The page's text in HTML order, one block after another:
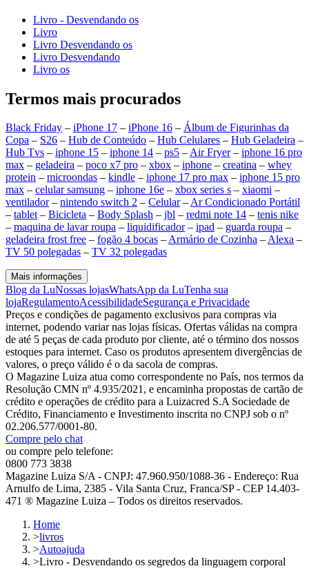
Livro - Desvendando os
Livro
Livro Desvendando os
Livro Desvendando
Livro os
Termos mais procurados
Black Friday – iPhone 17 – iPhone 16 – Álbum de Figurinhas da
Copa – S26 – Hub de Conteúdo – Hub Celulares – Hub Geladeira –
Hub Tvs – iphone 15 – iphone 14 – ps5 –Air Fryer– iphone 16 pro
max – geladeira – poco x7 pro – xbox – iphone – creatina – whey
protein – microondas – kindle – iphone 17 pro max – iphone 15 pro
max – celular samsung – iphone 16e – xbox series s – xiaomi –
ventilador– nintendo switch 2 – Celular–Ar Condicionado Portátil
– tablet– Bicicleta – Body Splash – jbl – redmi note 14 – tenis nike
– maquina de lavar roupa – liquidificador– ipad – guarda roupa –
geladeira frost free – fogão 4 bocas –Armário de Cozinha –Alexa –
TV 50 polegadas – TV 32 polegadas
Mais informações
Blog da LuNossas lojasWhatsApp da LuTenha sua
lojaRegulamentoAcessibilidadeSegurança e Privacidade
Preços e condições de pagamento exclusivos para compras via
internet, podendo variar nas lojas físicas. Ofertas válidas na compra
de até 5 peças de cada produto por cliente, até o término dos nossos
estoques para internet. Caso os produtos apresentem divergências de
valores, o preço válido é o da sacola de compras.
O Magazine Luiza atua como correspondente no País, nos termos da
Resolução CMN nº 4.935/2021, e encaminha propostas de cartão de
crédito e operações de crédito para a Luizacred S.A Sociedade de
Crédito, Financiamento e Investimento inscrita no CNPJ sob o nº
02.206.577/0001-80.
Compre pelo chat
ou compre pelo telefone:
0800 773 3838
Magazine Luiza S/A - CNPJ: 47.960.950/1088-36 - Endereço: Rua
Arnulfo de Lima, 2385 - Vila Santa Cruz, Franca/SP - CEP 14.403-
471 ® Magazine Luiza – Todos os direitos reservados.
Home
>livros
>Autoajuda
>Livro - Desvendando os segredos da linguagem corporal